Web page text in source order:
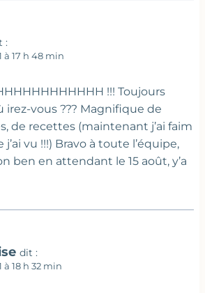
:
à 17 h 48 min
!!! Toujours
irez-vous ??? Magnifique de
de recettes (maintenant j’ai faim
vu !!!) Bravo à toute l’équipe,
ben en attendant le 15 août, y’a
dit :
à 18 h 32 min